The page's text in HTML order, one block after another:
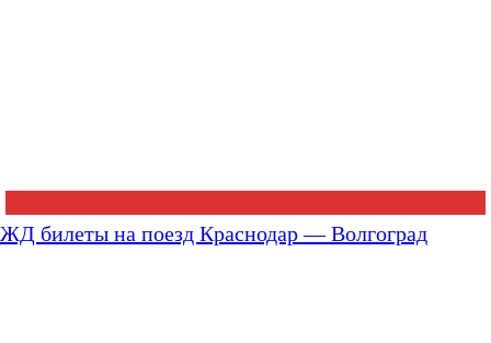
ЖД билеты на поезд Краснодар — Волгоград